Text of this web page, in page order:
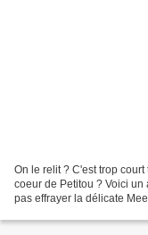
On le relit ? C'est trop
coeur de Petitou ? Voici
pas effrayer la délicate